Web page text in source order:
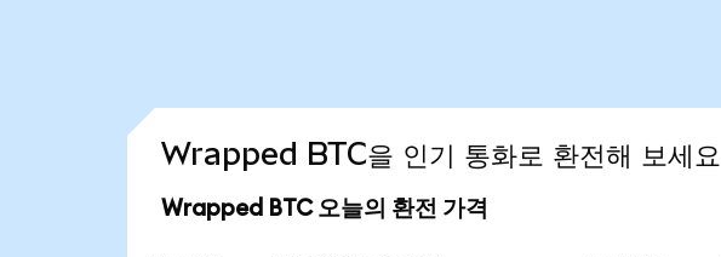
Wrapped BTC을 인기 통화로 환전해 보세요
Wrapped BTC 오늘의 환전 가격